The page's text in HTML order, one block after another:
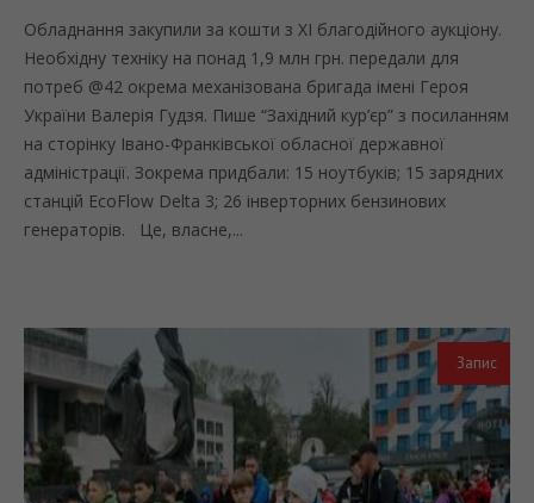
Обладнання закупили за кошти з ХІ благодійного аукціону.
Необхідну техніку на понад 1,9 млн грн. передали для
потреб @42 окрема механізована бригада імені Героя
України Валерія Гудзя. Пише “Західний кур’єр” з посиланням
на сторінку Івано-Франківської обласної державної
адміністрації. Зокрема придбали: 15 ноутбуків; 15 зарядних
станцій EcoFlow Delta 3; 26 інверторних бензинових
генераторів. Це, власне,...
Запис